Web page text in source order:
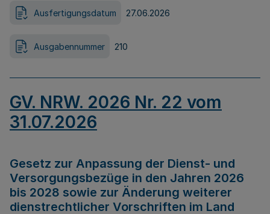
Ausfertigungsdatum 27.06.2026
Ausgabennummer 210
GV. NRW. 2026 Nr. 22 vom
31.07.2026
Gesetz zur Anpassung der Dienst- und
Versorgungsbezüge in den Jahren 2026
bis 2028 sowie zur Änderung weiterer
dienstrechtlicher Vorschriften im Land